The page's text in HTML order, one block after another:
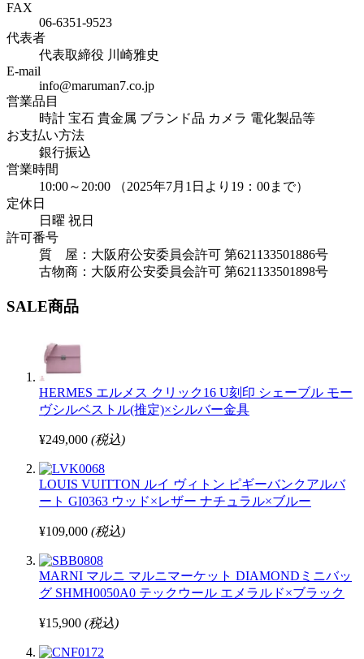
FAX
06-6351-9523
代表者
代表取締役 川崎雅史
E-mail
info@maruman7.co.jp
営業品目
時計 宝石 貴金属 ブランド品 カメラ 電化製品等
お支払い方法
銀行振込
営業時間
10:00～20:00 （2025年7月1日より19：00まで）
定休日
日曜 祝日
許可番号
質 屋：大阪府公安委員会許可 第621133501886号
古物商：大阪府公安委員会許可 第621133501898号
SALE商品
HERMES エルメス クリック16 U刻印 シェーブル モー
ヴシルベストル(推定)×シルバー金具
¥249,000 (税込)
LOUIS VUITTON ルイ ヴィトン ピギーバンクアルバ
ート GI0363 ウッド×レザー ナチュラル×ブルー
¥109,000 (税込)
MARNI マルニ マルニマーケット DIAMONDミニバッ
グ SHMH0050A0 テックウール エメラルド×ブラック
¥15,900 (税込)